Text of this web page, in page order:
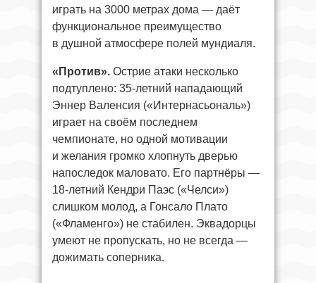
играть на 3000 метрах дома — даёт
функциональное преимущество
в душной атмосфере полей мундиаля.
«Против». Острие атаки несколько
подтуплено: 35-летний нападающий
Эннер Валенсия («Интернасьональ»)
играет на своём последнем
чемпионате, но одной мотивации
и желания громко хлопнуть дверью
напоследок маловато. Его партнёры —
18-летний Кендри Паэс («Челси»)
слишком молод, а Гонсало Плато
(«Фламенго») не стабилен. Эквадорцы
умеют не пропускать, но не всегда —
дожимать соперника.